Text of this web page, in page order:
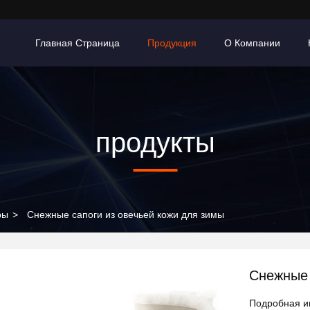
Главная Страница Продукция О Компании
продукты
> Снежные сапоги из овечьей кожи для зимы
Снежные
Подробная